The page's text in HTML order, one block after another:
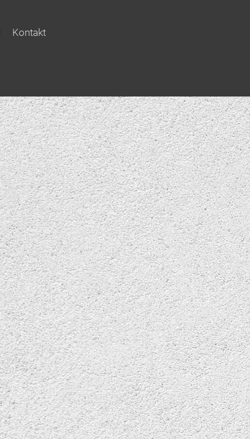
Kontakt